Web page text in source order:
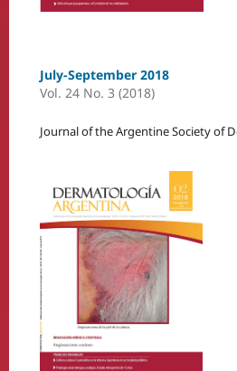
July-September 2018
Vol. 24 No. 3 (2018)
Journal of the Argentine Society of